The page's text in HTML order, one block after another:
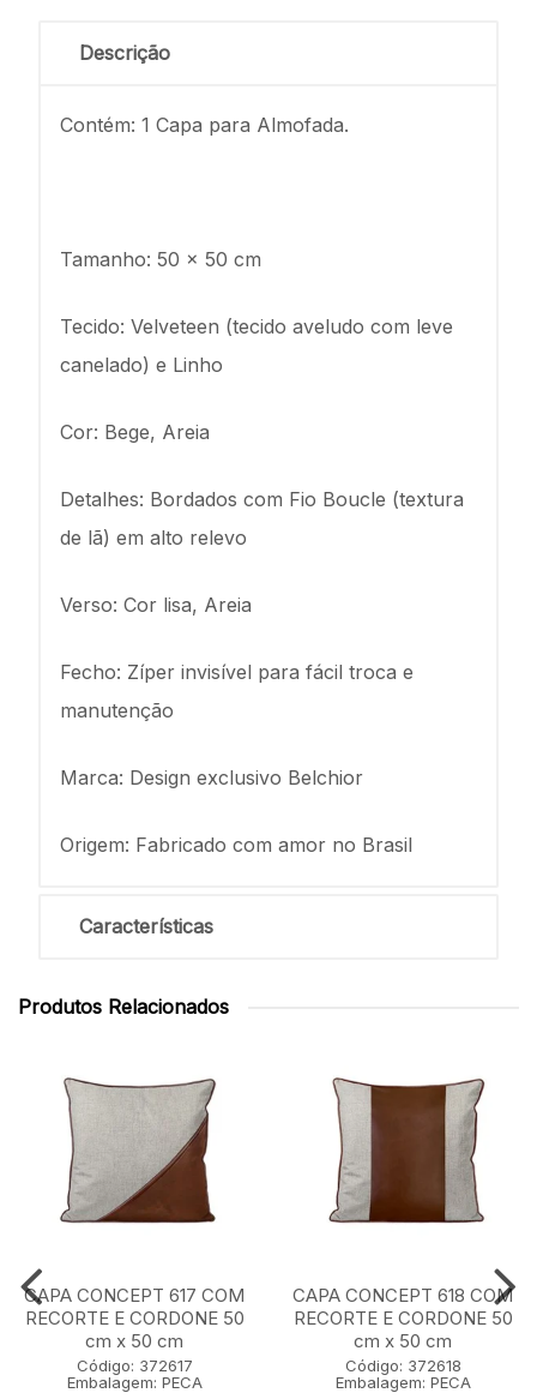
Descrição
Contém: 1 Capa para Almofada.
Tamanho: 50 x 50 cm
Tecido: Velveteen (tecido aveludo com leve
canelado) e Linho
Cor: Bege, Areia
Detalhes: Bordados com Fio Boucle (textura
de lã) em alto relevo
Verso: Cor lisa, Areia
Fecho: Zíper invisível para fácil troca e
manutenção
Marca: Design exclusivo Belchior
Origem: Fabricado com amor no Brasil
Características
Produtos Relacionados
CAPA CONCEPT 617 COM
RECORTE E CORDONE 50
cm x 50 cm
Código: 372617
Embalagem: PECA
CAPA CONCEPT 618 COM
RECORTE E CORDONE 50
cm x 50 cm
Código: 372618
Embalagem: PECA